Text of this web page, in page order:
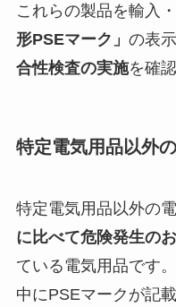
これらの製品を輸入
形PSEマーク」 の表
合性検査の実施を確
特定電気用品以外
特定電気用品以外の
に比べて危険発生の
ている電気用品です
中にPSEマークが記